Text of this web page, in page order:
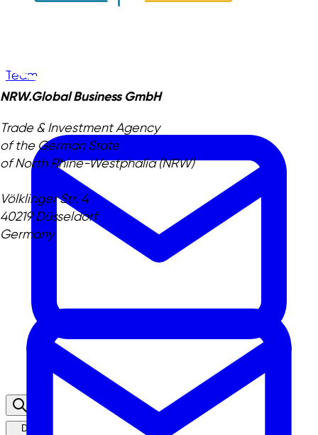
Team
DE
NRW.Global Business GmbH
Trade & Investment Agency
of the German State
of North Rhine-Westphalia (NRW)
Völklinger Str. 4
40219 Düsseldorf
Germany